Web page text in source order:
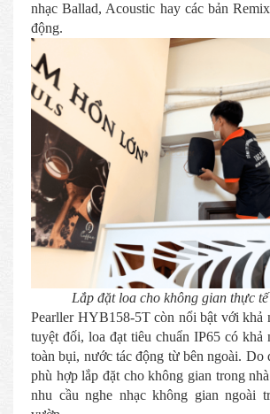
nhạc Ballad, Acoustic hay các bản
động.
Lắp đặt loa cho không gian thực
Pearller HYB158-5T còn nổi bật với khả
tuyệt đối, loa đạt tiêu chuẩn IP65 có khả
toàn bụi, nước tác động từ bên ngoài. Do
phù hợp lắp đặt cho không gian trong
nhu cầu nghe nhạc không gian ngoài